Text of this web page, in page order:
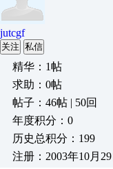
jutcgf
关注 私信
精华：1帖
求助：0帖
帖子：46帖 | 50回
年度积分：0
历史总积分：199
注册：2003年10月29